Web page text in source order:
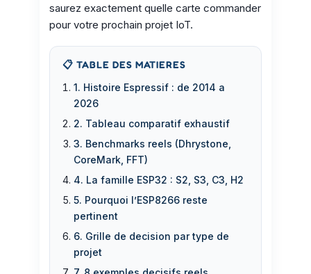
saurez exactement quelle carte commander
pour votre prochain projet IoT.
📋 TABLE DES MATIERES
1. Histoire Espressif : de 2014 a
2026
2. Tableau comparatif exhaustif
3. Benchmarks reels (Dhrystone,
CoreMark, FFT)
4. La famille ESP32 : S2, S3, C3, H2
5. Pourquoi l’ESP8266 reste
pertinent
6. Grille de decision par type de
projet